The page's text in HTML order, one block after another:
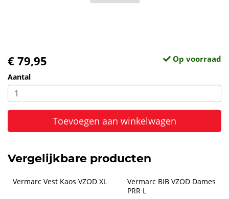
€ 79,95 Op voorraad
Aantal
Toevoegen aan winkelwagen
Vergelijkbare producten
Vermarc Vest Kaos VZOD XL
Vermarc BIB VZOD Dames
PRR L